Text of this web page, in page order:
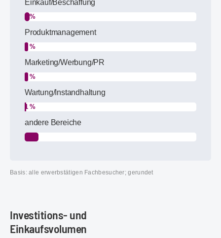
Einkauf/Beschaffung
3 %
Produktmanagement
2 %
Marketing/Werbung/PR
2 %
Wartung/Instandhaltung
1 %
andere Bereiche
8 %
Basis: alle erwerbstätigen Fachbesucher; gerundet
Investitions- und
Einkaufsvolumen